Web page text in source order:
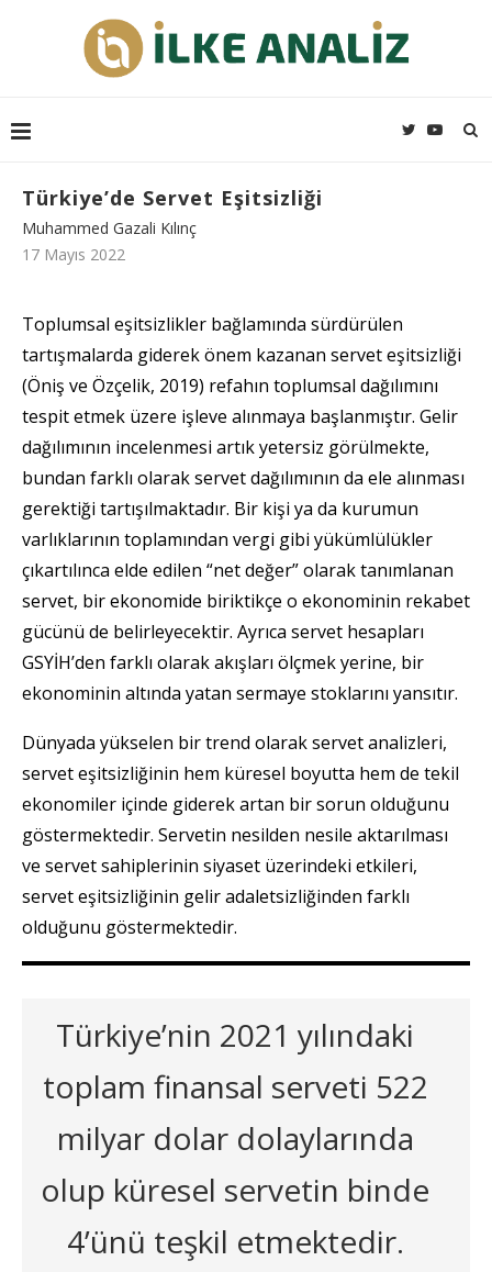
Türkiye’de Servet Eşitsizliği
Muhammed Gazali Kılınç
17 Mayıs 2022
Toplumsal eşitsizlikler bağlamında sürdürülen
tartışmalarda giderek önem kazanan servet eşitsizliği
(Öniş ve Özçelik, 2019) refahın toplumsal dağılımını
tespit etmek üzere işleve alınmaya başlanmıştır. Gelir
dağılımının incelenmesi artık yetersiz görülmekte,
bundan farklı olarak servet dağılımının da ele alınması
gerektiği tartışılmaktadır. Bir kişi ya da kurumun
varlıklarının toplamından vergi gibi yükümlülükler
çıkartılınca elde edilen “net değer” olarak tanımlanan
servet, bir ekonomide biriktikçe o ekonominin rekabet
gücünü de belirleyecektir. Ayrıca servet hesapları
GSYİH’den farklı olarak akışları ölçmek yerine, bir
ekonominin altında yatan sermaye stoklarını yansıtır.
Dünyada yükselen bir trend olarak servet analizleri,
servet eşitsizliğinin hem küresel boyutta hem de tekil
ekonomiler içinde giderek artan bir sorun olduğunu
göstermektedir. Servetin nesilden nesile aktarılması
ve servet sahiplerinin siyaset üzerindeki etkileri,
servet eşitsizliğinin gelir adaletsizliğinden farklı
olduğunu göstermektedir.
Türkiye’nin 2021 yılındaki
toplam finansal serveti 522
milyar dolar dolaylarında
olup küresel servetin binde
4’ünü teşkil etmektedir.